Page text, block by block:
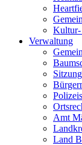
Kultur-
Verwaltung
Amt
Land